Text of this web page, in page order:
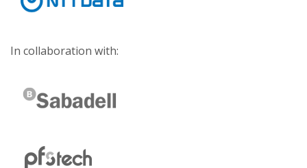
In collaboration with: